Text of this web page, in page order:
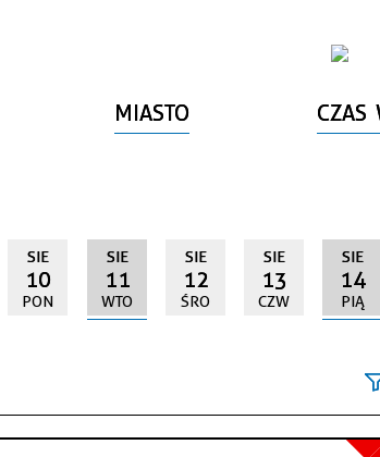
MIASTO CZAS
SIE
10
PON
SIE
11
WTO
SIE
12
ŚRO
SIE
13
CZW
SIE
14
PIĄ